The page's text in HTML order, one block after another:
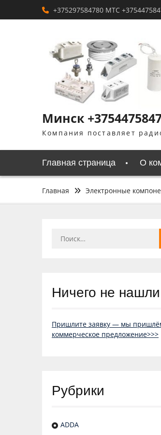
+375297584780 MTC
Минск
Компания поставляет
Главная страница О
Главная Электронные
Ничего не
Пришлите заявку — мы
коммерческое предложение>>>
Рубрики
ADDA